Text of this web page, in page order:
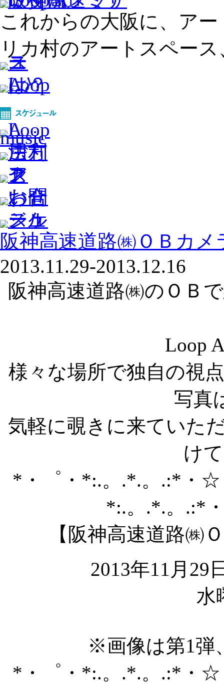
これからの大阪に、ア
リカ村のアートスペース
阪神高速道路㈱ＯＢカ
2013.11.29-2013.12.16
阪神高速道路㈱のＯＢ
Loop
様々な場所で独自の視
写真
気軽に覗きに来ていた
け
*・゜・*:.。.*.。.:*・
*:.。.*.。.:*
【阪神高速道路㈱
2013年11月29
水
※画像は第1弾
*・゜・*:.。.*.。.:*・